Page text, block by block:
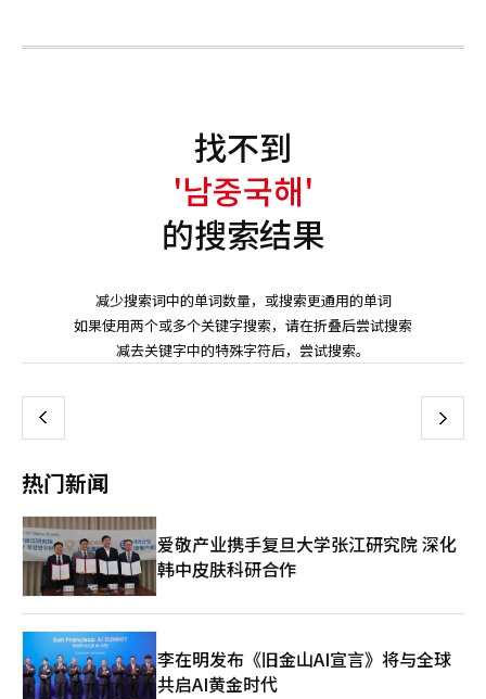
找不到
'남중국해'
的搜索结果
减少搜索词中的单词数量，或搜索更通用的单词
如果使用两个或多个关键字搜索，请在折叠后尝试搜索
减去关键字中的特殊字符后，尝试搜索。
上 下
热门新闻
爱敬产业携手复旦大学张江研究院 深化
韩中皮肤科研合作
李在明发布《旧金山AI宣言》将与全球
共启AI黄金时代